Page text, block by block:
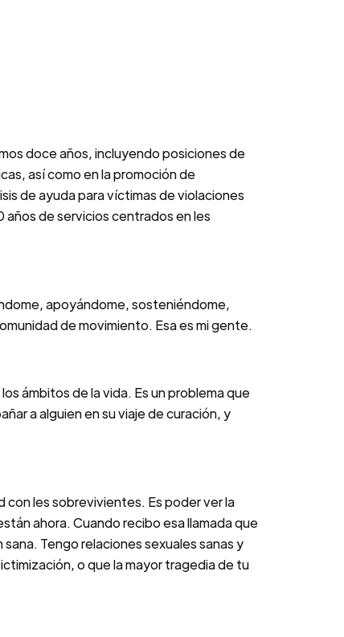
doce años, incluyendo posiciones de
así como en la promoción de
de ayuda para víctimas de violaciones
años de servicios centrados en les
apoyándome, sosteniéndome,
de movimiento. Esa es mi gente.
ámbitos de la vida. Es un problema que
a alguien en su viaje de curación, y
con les sobrevivientes. Es poder ver la
ahora. Cuando recibo esa llamada que
Tengo relaciones sexuales sanas y
o que la mayor tragedia de tu